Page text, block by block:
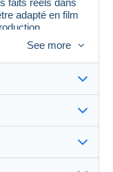
adapté en film
à Jurassic
que
notamment lui
ait un rôle
Cook
des
de thèmes d
travers les
See more